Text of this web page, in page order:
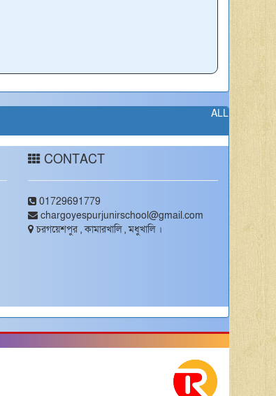
ALL
CONTACT
01729691779
chargoyespurjunirschool@gmail.com
চরগয়েশপুর , কামারখালি , মধুখালি ।